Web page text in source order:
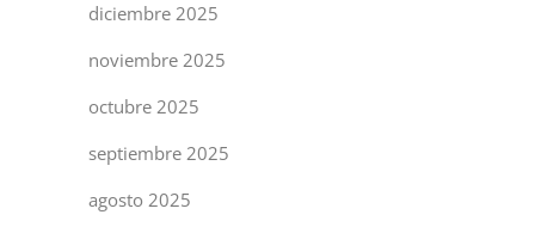
diciembre 2025
noviembre 2025
octubre 2025
septiembre 2025
agosto 2025